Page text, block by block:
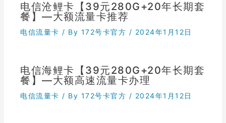
电信沧鲤卡【39元280G+20年长期套
餐】—大额流量卡推荐
电信流量卡 / By 172号卡官方 / 2024年1月12日
电信海鲤卡【39元280G+20年长期套
餐】—大额高速流量卡办理
电信流量卡 / By 172号卡官方 / 2024年1月12日